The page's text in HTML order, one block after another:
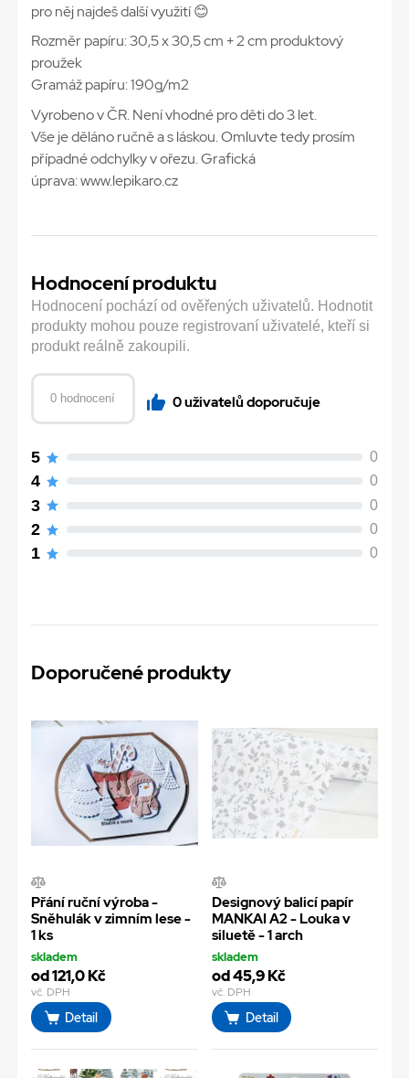
pro něj najdeš další využití 😊
Rozměr papíru: 30,5 x 30,5 cm + 2 cm produktový
proužek
Gramáž papíru: 190g/m2
Vyrobeno v ČR. Není vhodné pro děti do 3 let.
Vše je děláno ručně a s láskou. Omluvte tedy prosím
případné odchylky v ořezu. Grafická
úprava: www.lepikaro.cz
Hodnocení produktu
Hodnocení pochází od ověřených uživatelů. Hodnotit
produkty mohou pouze registrovaní uživatelé, kteří si
produkt reálně zakoupili.
0 hodnocení 0 uživatelů doporučuje
5 0
4 0
3 0
2 0
1 0
Doporučené produkty
Přání ruční výroba -
Sněhulák v zimním lese -
1 ks
skladem
od 121,0 Kč
vč. DPH
Detail
Designový balicí papír
MANKAI A2 - Louka v
siluetě - 1 arch
skladem
od 45,9 Kč
vč. DPH
Detail